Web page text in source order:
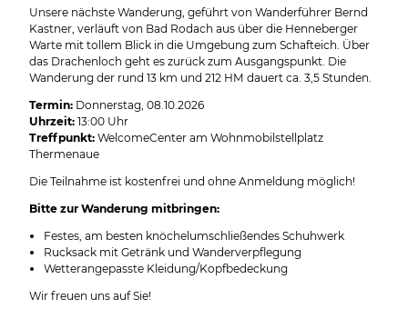
Unsere nächste Wanderung, geführt von Wanderführer Bernd
Kastner, verläuft von Bad Rodach aus über die Henneberger
Warte mit tollem Blick in die Umgebung zum Schafteich. Über
das Drachenloch geht es zurück zum Ausgangspunkt. Die
Wanderung der rund 13 km und 212 HM dauert ca. 3,5 Stunden.
Termin: Donnerstag, 08.10.2026
Uhrzeit: 13:00 Uhr
Treffpunkt: WelcomeCenter am Wohnmobilstellplatz
Thermenaue
Die Teilnahme ist kostenfrei und ohne Anmeldung möglich!
Bitte zur Wanderung mitbringen:
Festes, am besten knöchelumschließendes Schuhwerk
Rucksack mit Getränk und Wanderverpflegung
Wetterangepasste Kleidung/Kopfbedeckung
Wir freuen uns auf Sie!